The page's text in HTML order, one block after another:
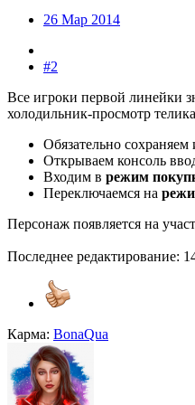
26 Мар 2014
#2
Все игроки первой линейки
холодильник-просмотр
Обязательно сохраняем
Открываем консоль
Входим в режим
Переключаемся на
Персонаж появляется на
Последнее редактирование:
Карма: BonaQua